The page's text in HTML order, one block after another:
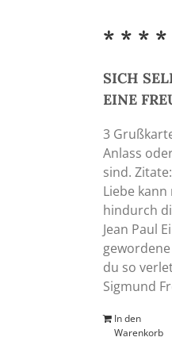
* * * *
SICH
EINE
3
Anlass
sind.
Liebe
hindurch
Jean Paul
du so
Sigmund
In den
Warenkorb